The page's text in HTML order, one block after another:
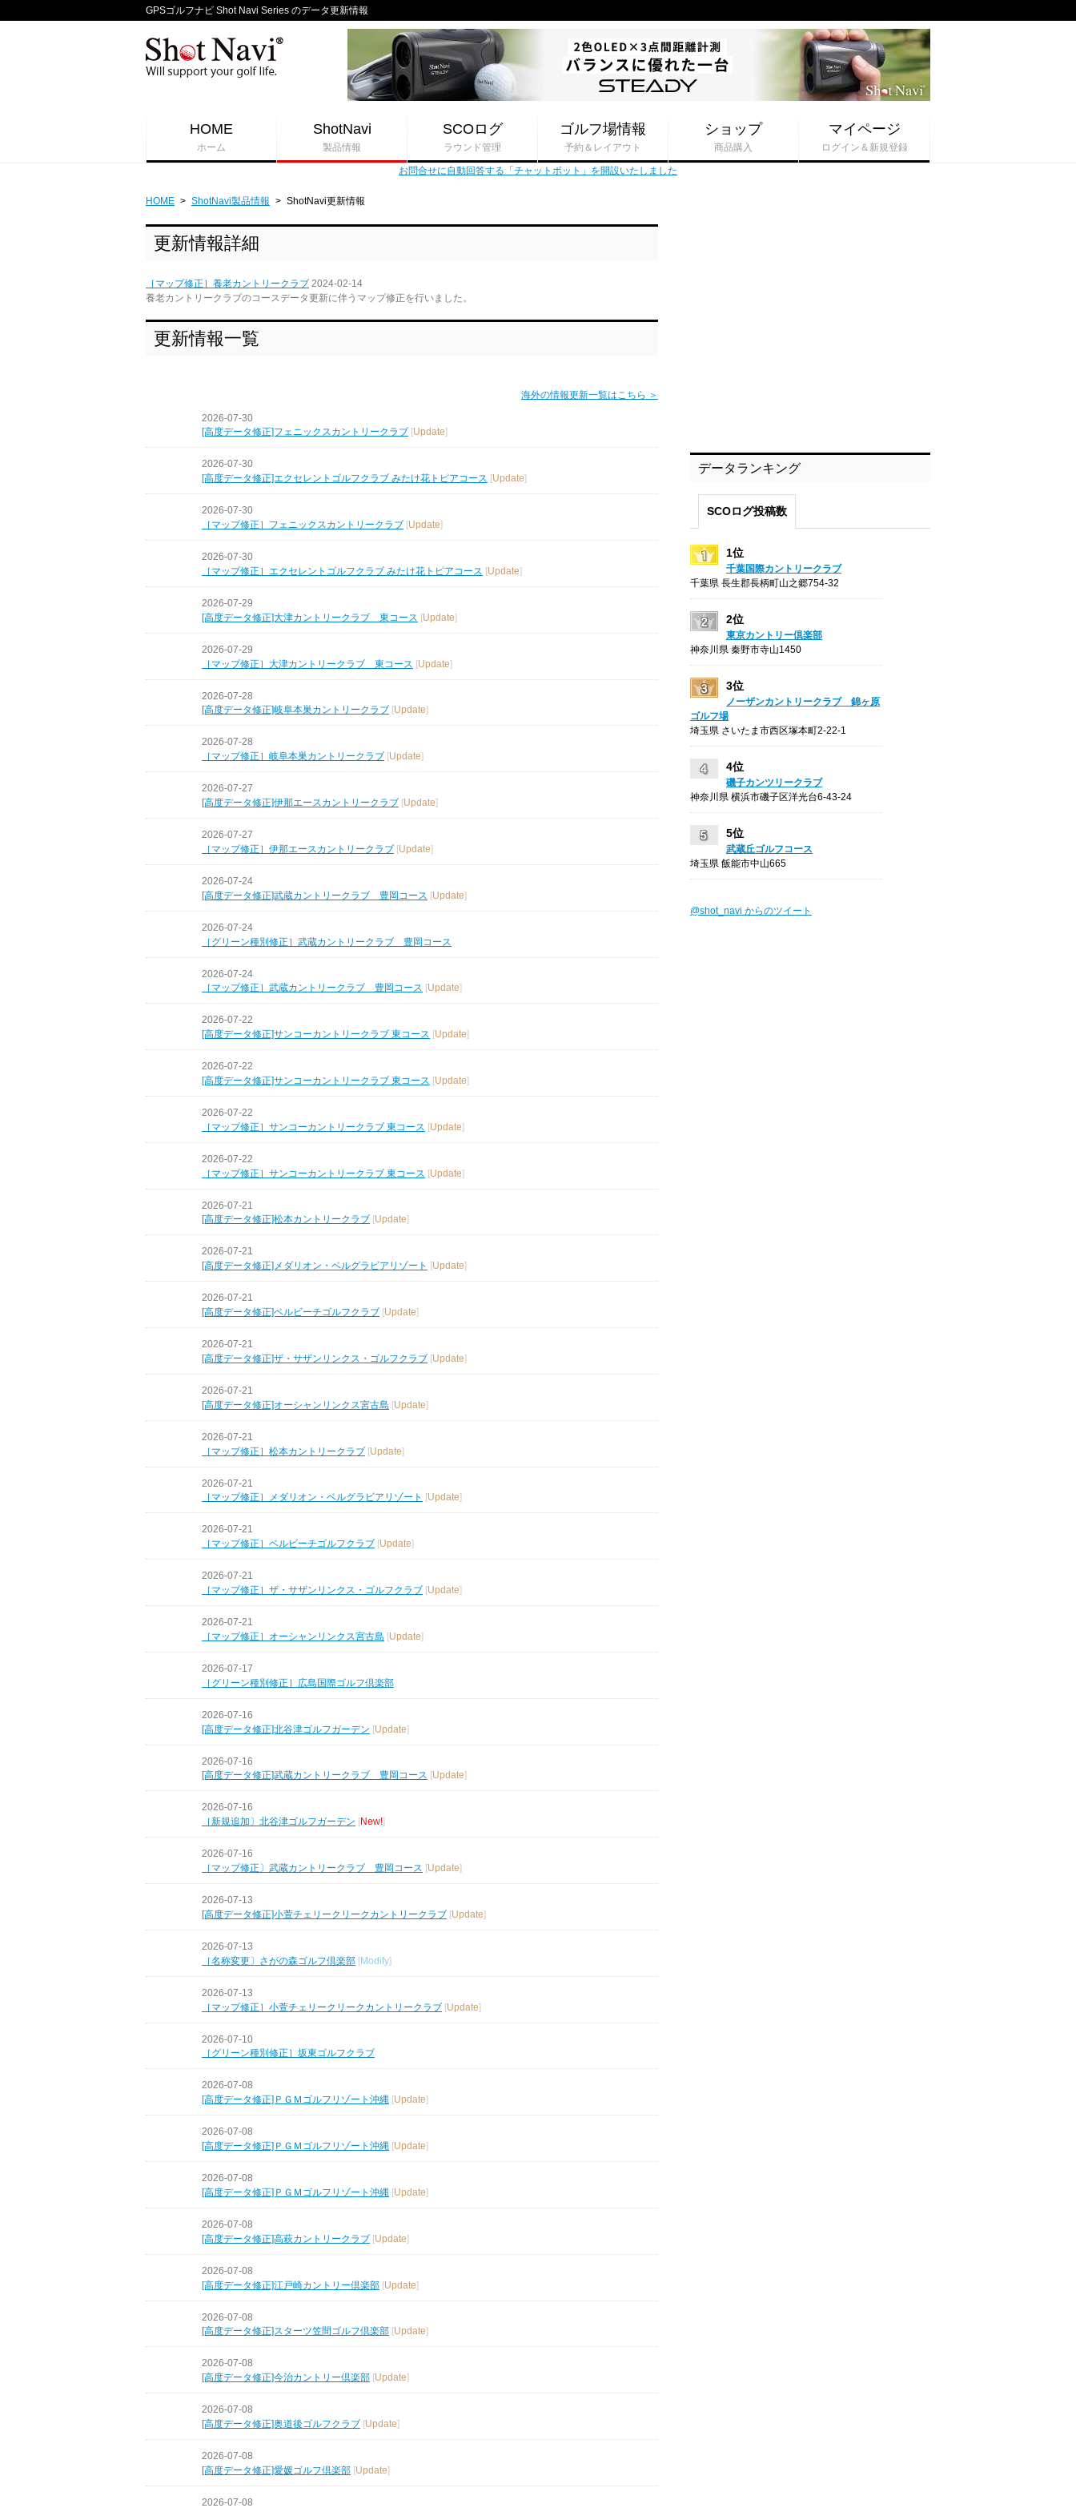
GPSゴルフナビ Shot Navi Series のデータ更新情報
HOME
ホーム
ShotNavi
製品情報
SCOログ
ラウンド管理
ゴルフ場情報
予約＆レイアウト
ショップ
商品購入
マイページ
ログイン＆新規登録
お問合せに自動回答する「チャットボット」を開設いたしました
HOME > ShotNavi製品情報 > ShotNavi更新情報
更新情報詳細
［マップ修正］養老カントリークラブ 2024-02-14
養老カントリークラブのコースデータ更新に伴うマップ修正を行いました。
更新情報一覧
海外の情報更新一覧はこちら ＞
2026-07-30
[高度データ修正]フェニックスカントリークラブ [Update]
2026-07-30
[高度データ修正]エクセレントゴルフクラブ みたけ花トピアコース [Update]
2026-07-30
［マップ修正］フェニックスカントリークラブ [Update]
2026-07-30
［マップ修正］エクセレントゴルフクラブ みたけ花トピアコース [Update]
2026-07-29
[高度データ修正]大津カントリークラブ 東コース [Update]
2026-07-29
［マップ修正］大津カントリークラブ 東コース [Update]
2026-07-28
[高度データ修正]岐阜本巣カントリークラブ [Update]
2026-07-28
［マップ修正］岐阜本巣カントリークラブ [Update]
2026-07-27
[高度データ修正]伊那エースカントリークラブ [Update]
2026-07-27
［マップ修正］伊那エースカントリークラブ [Update]
2026-07-24
[高度データ修正]武蔵カントリークラブ 豊岡コース [Update]
2026-07-24
［グリーン種別修正］武蔵カントリークラブ 豊岡コース
2026-07-24
［マップ修正］武蔵カントリークラブ 豊岡コース [Update]
2026-07-22
[高度データ修正]サンコーカントリークラブ 東コース [Update]
2026-07-22
[高度データ修正]サンコーカントリークラブ 東コース [Update]
2026-07-22
［マップ修正］サンコーカントリークラブ 東コース [Update]
2026-07-22
［マップ修正］サンコーカントリークラブ 東コース [Update]
2026-07-21
[高度データ修正]松本カントリークラブ [Update]
2026-07-21
[高度データ修正]メダリオン・ベルグラビアリゾート [Update]
2026-07-21
[高度データ修正]ベルビーチゴルフクラブ [Update]
2026-07-21
[高度データ修正]ザ・サザンリンクス・ゴルフクラブ [Update]
2026-07-21
[高度データ修正]オーシャンリンクス宮古島 [Update]
2026-07-21
［マップ修正］松本カントリークラブ [Update]
2026-07-21
［マップ修正］メダリオン・ベルグラビアリゾート [Update]
2026-07-21
［マップ修正］ベルビーチゴルフクラブ [Update]
2026-07-21
［マップ修正］ザ・サザンリンクス・ゴルフクラブ [Update]
2026-07-21
［マップ修正］オーシャンリンクス宮古島 [Update]
2026-07-17
［グリーン種別修正］広島国際ゴルフ倶楽部
2026-07-16
[高度データ修正]北谷津ゴルフガーデン [Update]
2026-07-16
[高度データ修正]武蔵カントリークラブ 豊岡コース [Update]
2026-07-16
［新規追加〕北谷津ゴルフガーデン [New!]
2026-07-16
［マップ修正〕武蔵カントリークラブ 豊岡コース [Update]
2026-07-13
[高度データ修正]小萱チェリークリークカントリークラブ [Update]
2026-07-13
［名称変更〕さがの森ゴルフ倶楽部 [Modify]
2026-07-13
［マップ修正］小萱チェリークリークカントリークラブ [Update]
2026-07-10
［グリーン種別修正］坂東ゴルフクラブ
2026-07-08
[高度データ修正]ＰＧＭゴルフリゾート沖縄 [Update]
2026-07-08
[高度データ修正]ＰＧＭゴルフリゾート沖縄 [Update]
2026-07-08
[高度データ修正]ＰＧＭゴルフリゾート沖縄 [Update]
2026-07-08
[高度データ修正]高萩カントリークラブ [Update]
2026-07-08
[高度データ修正]江戸崎カントリー倶楽部 [Update]
2026-07-08
[高度データ修正]スターツ笠間ゴルフ倶楽部 [Update]
2026-07-08
[高度データ修正]今治カントリー倶楽部 [Update]
2026-07-08
[高度データ修正]奥道後ゴルフクラブ [Update]
2026-07-08
[高度データ修正]愛媛ゴルフ倶楽部 [Update]
2026-07-08
データランキング
SCOログ投稿数
1位
千葉国際カントリークラブ
千葉県 長生郡長柄町山之郷754-32
2位
東京カントリー倶楽部
神奈川県 秦野市寺山1450
3位
ノーザンカントリークラブ 錦ヶ原
ゴルフ場
埼玉県 さいたま市西区塚本町2-22-1
4位
磯子カンツリークラブ
神奈川県 横浜市磯子区洋光台6-43-24
5位
武蔵丘ゴルフコース
埼玉県 飯能市中山665
@shot_navi からのツイート